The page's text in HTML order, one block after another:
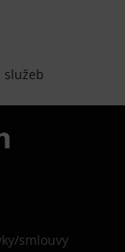
služeb
smlouvy